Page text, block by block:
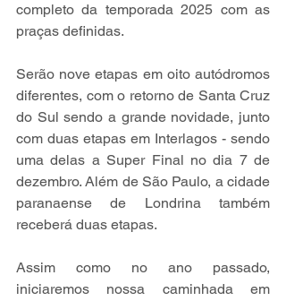
completo da temporada 2025 com as
praças definidas.
Serão nove etapas em oito autódromos
diferentes, com o retorno de Santa Cruz
do Sul sendo a grande novidade, junto
com duas etapas em Interlagos - sendo
uma delas a Super Final no dia 7 de
dezembro. Além de São Paulo, a cidade
paranaense de Londrina também
receberá duas etapas.
Assim como no ano passado,
iniciaremos nossa caminhada em